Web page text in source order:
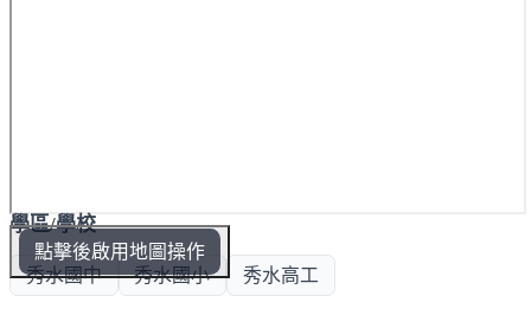
點擊後啟用地圖操作
學區/學校
秀水國中 秀水國小 秀水高工